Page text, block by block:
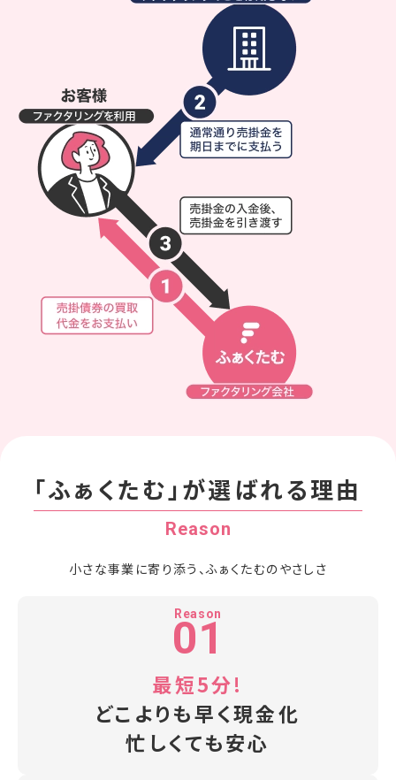
「ふぁくたむ」が選ばれる理由
Reason
小さな事業に寄り添う、ふぁくたむのやさしさ
Reason
01
最短5分!
どこよりも早く現金化
忙しくても安心